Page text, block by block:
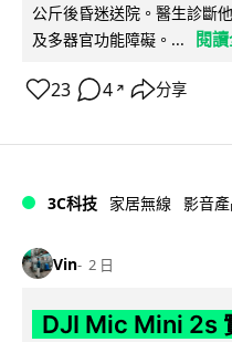
公斤後昏迷送院。醫生診斷
及多器官功能障礙。...
閱
23 4 ↗ 分享
3C科技 家居無線 影音
Vin 2 日
DJI Mic Mini 2s